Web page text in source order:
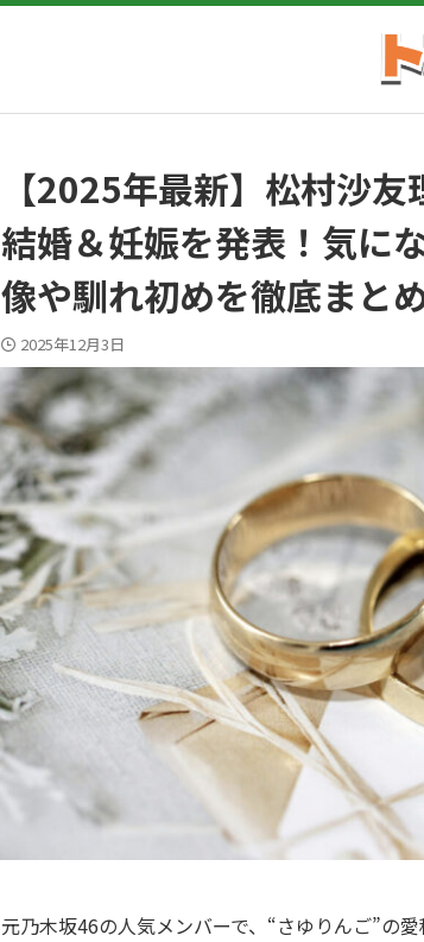
【2025年最新】松村沙
結婚＆妊娠を発表！気に
像や馴れ初めを徹底まと
2025年12月3日
元乃木坂46の人気メンバーで、“さゆりんご”の